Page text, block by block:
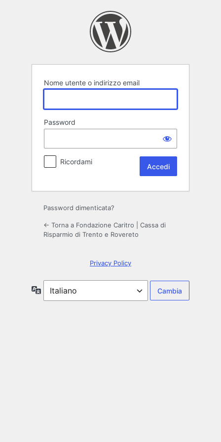
Nome utente o indirizzo email
Password
Ricordami
Password dimenticata?
← Torna a Fondazione Caritro | Cassa di
Risparmio di Trento e Rovereto
Privacy Policy
Lingua